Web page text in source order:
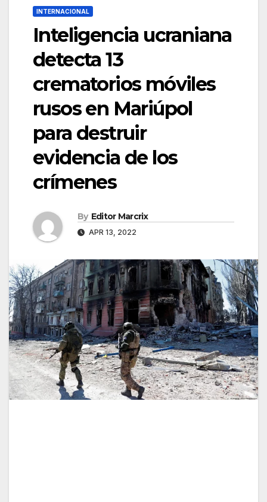
INTERNACIONAL
Inteligencia ucraniana
detecta 13
crematorios móviles
rusos en Mariúpol
para destruir
evidencia de los
crímenes
By Editor Marcrix
APR 13, 2022